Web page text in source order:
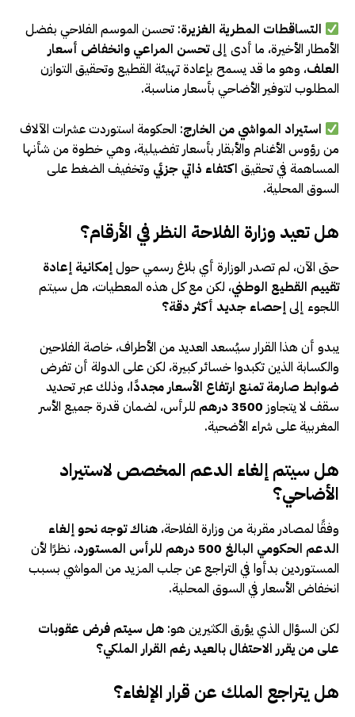
التساقطات المطرية الغزيرة: تحسن الموسم الفلاحي بفضل
الأمطار الأخيرة، ما أدى إلىتحسن المراعي وانخفاض أسعار
العلف، وهو ما قد يسمح بإعادة تهيئة القطيع وتحقيق التوازن
المطلوب لتوفير الأضاحي بأسعار مناسبة.
استيراد المواشي من الخارج: الحكومة استوردت عشرات الآلاف
من رؤوس الأغنام والأبقار بأسعار تفضيلية، وهي خطوة من شأنها
المساهمة في تحقيق اكتفاء ذاتي جزئي وتخفيف الضغط على
السوق المحلية.
هل تعيد وزارة الفلاحة النظر في الأرقام؟
حتى الآن، لم تصدر الوزارة أي بلاغ رسمي حولإمكانية إعادة
تقييم القطيع الوطني، لكن مع كل هذه المعطيات، هل سيتم
اللجوء إلىإحصاء جديد أكثر دقة؟
يبدو أن هذا القرار سيُسعد العديد من الأطراف، خاصة الفلاحين
والكسابة الذين تكبدوا خسائر كبيرة، لكن على الدولة أن تفرض
ضوابط صارمة تمنع ارتفاع الأسعار مجددًا، وذلك عبر تحديد
سقف لا يتجاوز 3500 درهم
للرأس، لضمان قدرة جميع الأسر
المغربية على شراء الأضحية.
هل سيتم إلغاء الدعم المخصص لاستيراد
الأضاحي؟
وفقًا لمصادر مقربة من وزارة الفلاحة، هناك توجه نحو إلغاء
الدعم الحكومي البالغ 500 درهم للرأس المستورد
، نظرًا لأن
المستوردين بدأوا في التراجع عن جلب المزيد من المواشي بسبب
انخفاض الأسعار في السوق المحلية.
لكن السؤال الذي يؤرق الكثيرين هو: هل سيتم فرض عقوبات
على من يقرر الاحتفال بالعيد رغم القرار الملكي؟
هل يتراجع الملك عن قرار الإلغاء؟